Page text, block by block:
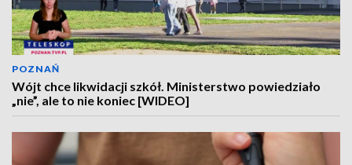
POZNAŃ
Wójt chce likwidacji szkół. Ministerstwo powiedziało
„nie”, ale to nie koniec [WIDEO]